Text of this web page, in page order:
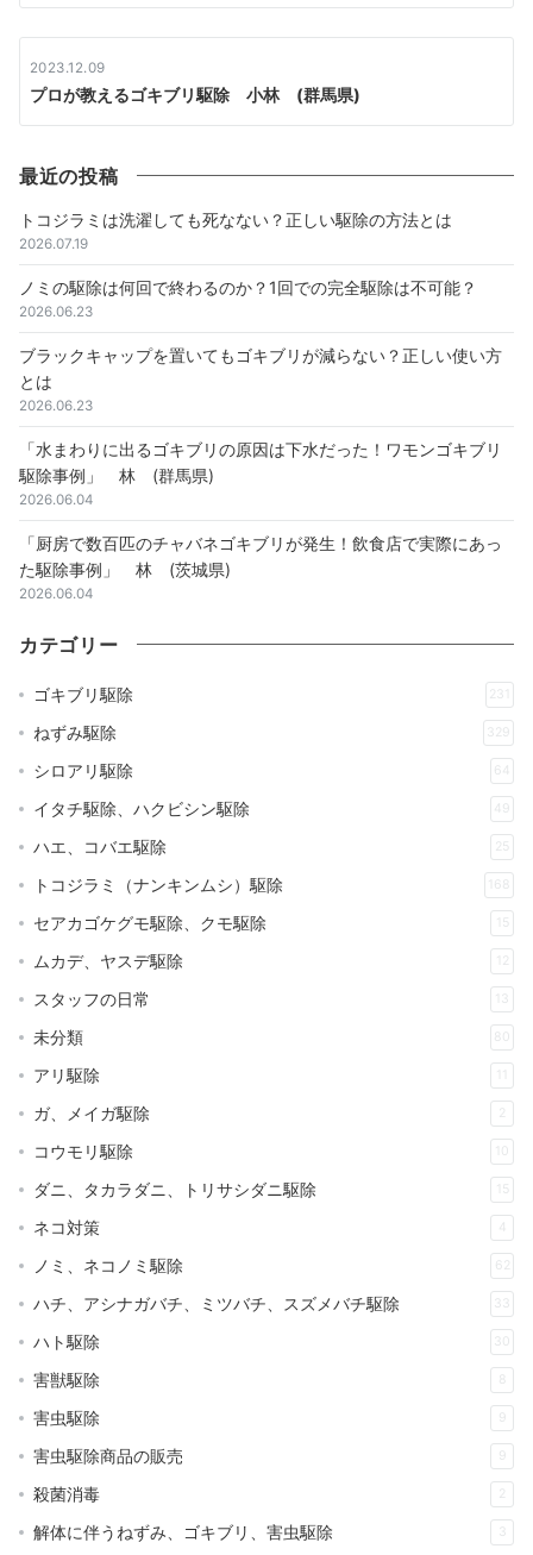
2023.12.09
プロが教えるゴキブリ駆除 小林 (群馬県)
最近の投稿
トコジラミは洗濯しても死なない？正しい駆除の方法とは
2026.07.19
ノミの駆除は何回で終わるのか？1回での完全駆除は不可能？
2026.06.23
ブラックキャップを置いてもゴキブリが減らない？正しい使い方
とは
2026.06.23
「水まわりに出るゴキブリの原因は下水だった！ワモンゴキブリ
駆除事例」 林 (群馬県)
2026.06.04
「厨房で数百匹のチャバネゴキブリが発生！飲食店で実際にあっ
た駆除事例」 林 (茨城県)
2026.06.04
カテゴリー
ゴキブリ駆除 231
ねずみ駆除 329
シロアリ駆除 64
イタチ駆除、ハクビシン駆除 49
ハエ、コバエ駆除 25
トコジラミ（ナンキンムシ）駆除 168
セアカゴケグモ駆除、クモ駆除 15
ムカデ、ヤスデ駆除 12
スタッフの日常
未分類 80
アリ駆除
ガ、メイガ駆除 2
コウモリ駆除 10
ダニ、タカラダニ、トリサシダニ駆除 15
ネコ対策 4
ノミ、ネコノミ駆除 62
ハチ、アシナガバチ、ミツバチ、スズメバチ駆除
ハト駆除 30
害獣駆除 8
害虫駆除 9
害虫駆除商品の販売 9
殺菌消毒 2
解体に伴うねずみ、ゴキブリ、害虫駆除